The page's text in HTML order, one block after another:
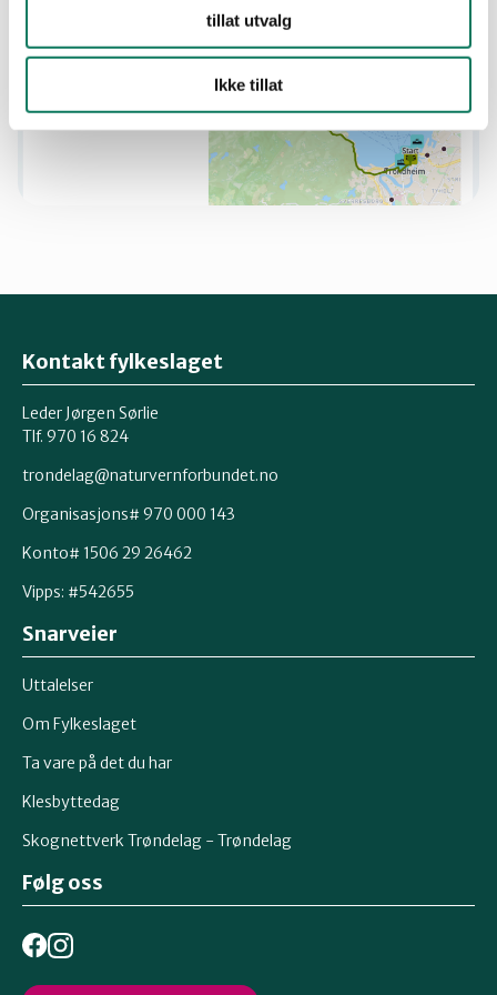
tillat utvalg
Ikke tillat
Kontakt fylkeslaget
Leder Jørgen Sørlie
Tlf. 970 16 824
trondelag@naturvernforbundet.no
Organisasjons# 970 000 143
Konto# 1506 29 26462
Vipps: #542655
Snarveier
Uttalelser
Om Fylkeslaget
Ta vare på det du har
Klesbyttedag
Skognettverk Trøndelag - Trøndelag
Følg oss